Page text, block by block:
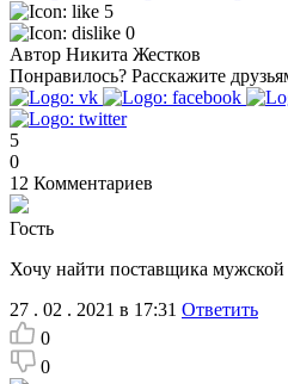
5
0
Автор Никита Жестков
Понравилось? Расскажите
5
0
12 Комментариев
Гость
Хочу найти поставщика
27 . 02 . 2021 в 17:31 Ответить
0
0